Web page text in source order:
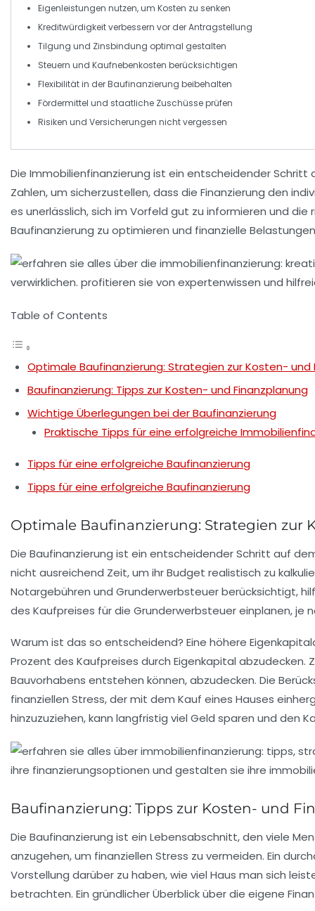
Eigenleistungen nutzen, um Kosten zu senken
Kreditwürdigkeitverbessern vor der Antragstellung
Tilgung und Zinsbindung optimal gestalten
Steuern und Kaufnebenkosten berücksichtigen
Flexibilität in derBaufinanzierung beibehalten
Fördermittel und staatliche Zuschüsse prüfen
Risiken und Versicherungen nicht vergessen
Die Immobilienfinanzierung ist ein entscheidender Schritt
Zahlen, um sicherzustellen, dass die Finanzierung den
es unerlässlich, sich im Vorfeld gut zu informieren und
Baufinanzierung zu optimieren und finanzielle
Table of Contents
Optimale Baufinanzierung: Strategien zur Kosten- und
Baufinanzierung: Tipps zur Kosten- und Finanzplanung
Wichtige Überlegungen bei der Baufinanzierung
Praktische Tipps für eine erfolgreiche
Tipps für eine erfolgreiche Baufinanzierung
Tipps für eine erfolgreiche Baufinanzierung
Optimale Baufinanzierung: Strategien zur
Die Baufinanzierung ist ein entscheidender Schritt auf
nicht ausreichend Zeit, um ihrBudget realistisch zu
Notargebühren und Grunderwerbsteuerberücksichtigt,
des Kaufpreises für die Grunderwerbsteuer einplanen, je
Warum ist das so entscheidend? Eine höhere
Prozent des Kaufpreises durch Eigenkapital
Bauvorhabens entstehen können, abzudecken. Die
finanziellen Stress, der mit dem Kauf eines Hauses
hinzuzuziehen, kann langfristig viel Geld sparen und den
Baufinanzierung: Tipps zur Kosten- und
Die Baufinanzierung ist ein Lebensabschnitt, den viele
anzugehen, um finanziellen Stress zu vermeiden. Ein
Vorstellung darüber zu haben, wie viel Haus man sich
betrachten. Ein gründlicher Überblick über die eigene